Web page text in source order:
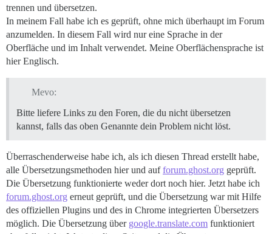
trennen und übersetzen.
In meinem Fall habe ich es geprüft, ohne mich überhaupt im Forum
anzumelden. In diesem Fall wird nur eine Sprache in der
Oberfläche und im Inhalt verwendet. Meine Oberflächensprache ist
hier Englisch.
Mevo:
Bitte liefere Links zu den Foren, die du nicht übersetzen
kannst, falls das oben Genannte dein Problem nicht löst.
Überraschenderweise habe ich, als ich diesen Thread erstellt habe,
alle Übersetzungsmethoden hier und aufforum.ghost.org geprüft.
Die Übersetzung funktionierte weder dort noch hier. Jetzt habe ich
forum.ghost.org erneut geprüft, und die Übersetzung war mit Hilfe
des offiziellen Plugins und des in Chrome integrierten Übersetzers
möglich. Die Übersetzung über google.translate.com funktioniert